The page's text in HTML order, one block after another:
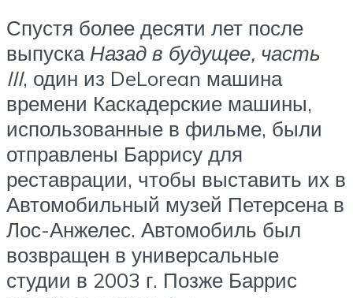
Спустя более десяти лет после
выпуска Назад в будущее, часть
III, один из DeLorean машина
времени Каскадерские машины,
использованные в фильме, были
отправлены Баррису для
реставрации, чтобы выставить их в
Автомобильный музей Петерсена в
Лос-Анжелес. Автомобиль был
возвращен в универсальные
студии в 2003 г. Позже Баррис